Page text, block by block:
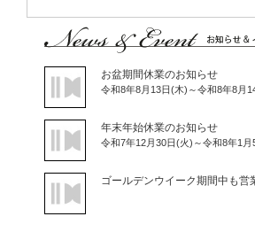
お盆期間休業のお知らせ
令和8年8月13日(木)～令和8年8月
年末年始休業のお知らせ
令和7年12月30日(火)～令和8年1
ゴールデンウイーク期間中も営